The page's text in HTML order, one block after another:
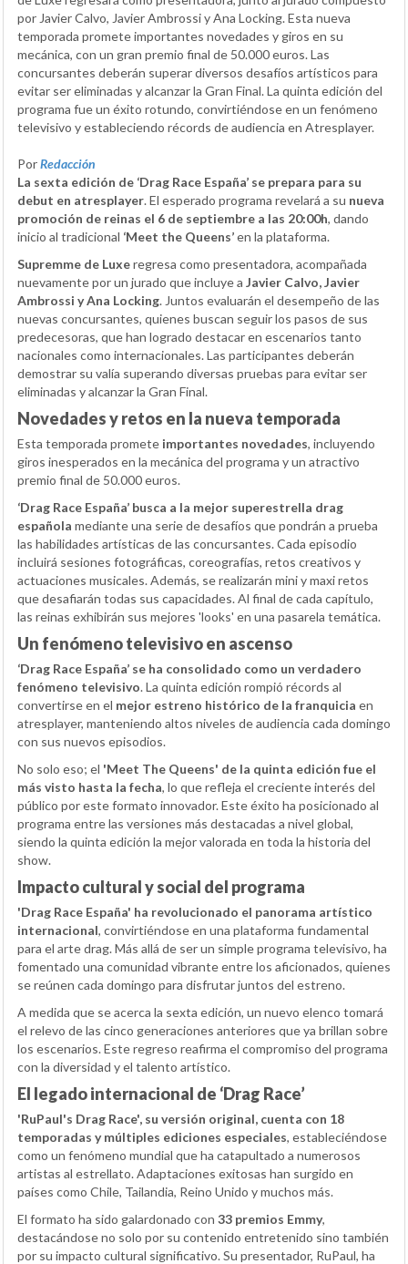
por Javier Calvo, Javier Ambrossi y Ana Locking. Esta nueva
temporada promete importantes novedades y giros en su
mecánica, con un gran premio final de 50.000 euros. Las
concursantes deberán superar diversos desafíos artísticos para
evitar ser eliminadas y alcanzar la Gran Final. La quinta edición del
programa fue un éxito rotundo, convirtiéndose en un fenómeno
televisivo y estableciendo récords de audiencia en Atresplayer.
PorRedacción
La sexta edición de ‘Drag Race España’ se prepara para su
debut en atresplayer. El esperado programa revelará a su nueva
promoción de reinas el 6 de septiembre a las 20:00h, dando
inicio al tradicional ‘Meet the Queens’en la plataforma.
Supremme de Luxeregresa como presentadora, acompañada
nuevamente por un jurado que incluye a Javier Calvo, Javier
Ambrossi y Ana Locking. Juntos evaluarán el desempeño de las
nuevas concursantes, quienes buscan seguir los pasos de sus
predecesoras, que han logrado destacar en escenarios tanto
nacionales como internacionales. Las participantes deberán
demostrar su valía superando diversas pruebas para evitar ser
eliminadas y alcanzar la Gran Final.
Novedades y retos en la nueva temporada
Esta temporada promete importantes novedades, incluyendo
giros inesperados en la mecánica del programa y un atractivo
premio final de 50.000 euros.
‘Drag Race España’ busca a la mejor superestrella drag
española mediante una serie de desafíos que pondrán a prueba
las habilidades artísticas de las concursantes. Cada episodio
incluirá sesiones fotográficas, coreografías, retos creativos y
actuaciones musicales. Además, se realizarán mini y maxi retos
que desafiarán todas sus capacidades. Al final de cada capítulo,
las reinas exhibirán sus mejores 'looks' en una pasarela temática.
Un fenómeno televisivo en ascenso
‘Drag Race España’ se ha consolidado como un verdadero
fenómeno televisivo. La quinta edición rompió récords al
convertirse en el mejor estreno histórico de la franquicia en
atresplayer, manteniendo altos niveles de audiencia cada domingo
con sus nuevos episodios.
No solo eso; el 'Meet The Queens' de la quinta edición fue el
más visto hasta la fecha, lo que refleja el creciente interés del
público por este formato innovador. Este éxito ha posicionado al
programa entre las versiones más destacadas a nivel global,
siendo la quinta edición la mejor valorada en toda la historia del
show.
Impacto cultural y social del programa
'Drag Race España' ha revolucionado el panorama artístico
internacional, convirtiéndose en una plataforma fundamental
para el arte drag. Más allá de ser un simple programa televisivo, ha
fomentado una comunidad vibrante entre los aficionados, quienes
se reúnen cada domingo para disfrutar juntos del estreno.
A medida que se acerca la sexta edición, un nuevo elenco tomará
el relevo de las cinco generaciones anteriores que ya brillan sobre
los escenarios. Este regreso reafirma el compromiso del programa
con la diversidad y el talento artístico.
El legado internacional de ‘Drag Race’
'RuPaul's Drag Race', su versión original, cuenta con 18
temporadas y múltiples ediciones especiales, estableciéndose
como un fenómeno mundial que ha catapultado a numerosos
artistas al estrellato. Adaptaciones exitosas han surgido en
países como Chile, Tailandia, Reino Unido y muchos más.
El formato ha sido galardonado con 33 premios Emmy,
destacándose no solo por su contenido entretenido sino también
por su impacto cultural significativo. Su presentador, RuPaul, ha